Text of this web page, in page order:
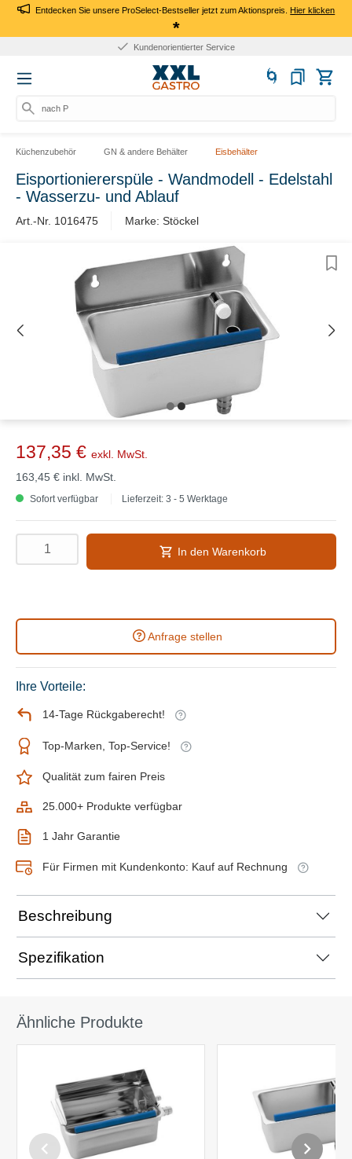
Entdecken Sie unsere ProSelect-Bestseller jetzt zum Aktionspreis.Hier klicken
*
Kundenorientierter Service
nach Pr
Küchenzubehör GN & andere Behälter Eisbehälter
Eisportioniererspüle - Wandmodell - Edelstahl
- Wasserzu- und Ablauf
Art.-Nr. 1016475 Marke: Stöckel
137,35 € exkl. MwSt.
163,45 € inkl. MwSt.
Sofort verfügbar Lieferzeit: 3 - 5 Werktage
In den Warenkorb
Anfrage stellen
Ihre Vorteile:
14-Tage Rückgaberecht!
Top-Marken, Top-Service!
Qualität zum fairen Preis
25.000+ Produkte verfügbar
1 Jahr Garantie
Für Firmen mit Kundenkonto: Kauf auf Rechnung
Beschreibung
Spezifikation
Ähnliche Produkte